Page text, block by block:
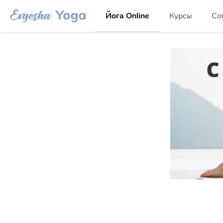
Йога Online Курсы